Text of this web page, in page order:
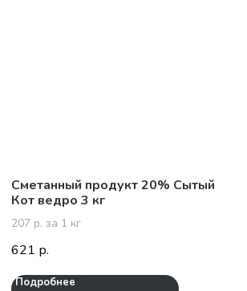
Сметанный продукт 20% Сытый
Кот ведро 3 кг
207 р. за 1 кг
621 р.
Подробнее